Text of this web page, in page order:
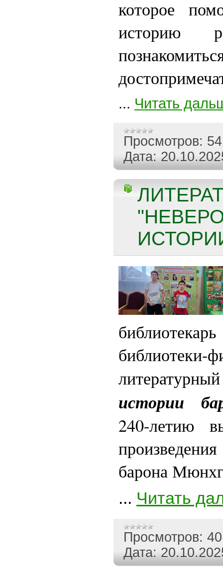
которое
историю
... Читать
Просмотров: 54
Дата:
библиотеки-
истории
240-летию
барона
... Читать
Просмотров: 40
Дата: